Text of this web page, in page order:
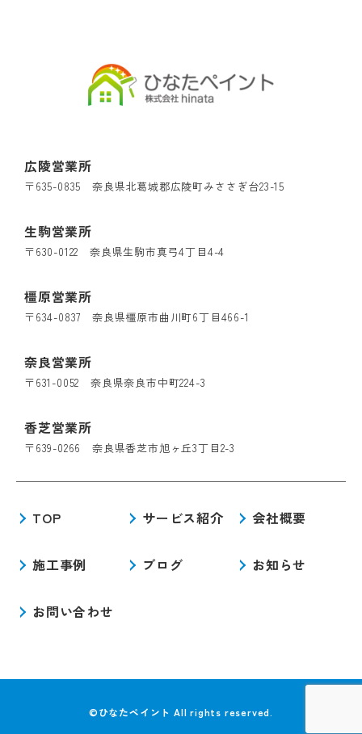
広陵営業所
〒635-0835 奈良県北葛城郡広陵町みささぎ台23-15
奈良営業所
〒631-0052 奈良県奈良市中町224-3
生駒営業所
〒630-0122 奈良県生駒市真弓4丁目4-4
香芝営業所
〒639-0266 奈良県香芝市旭ヶ丘3丁目2-3
橿原営業所
〒634-0837 奈良県橿原市曲川町6丁目466-1
TOP サービス紹介 会社概要
施工事例 ブログ お知らせ
お問い合わせ
©ひなたペイント All rights reserved.